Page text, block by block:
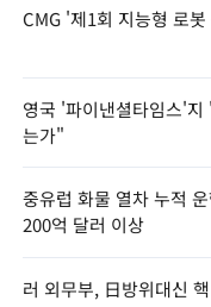
CMG '제1회 지능형 로
영국 '파이낸셜타임스'
는가"
중유럽 화물 열차 누적
200억 달러 이상
러 외무부, 日방위대신